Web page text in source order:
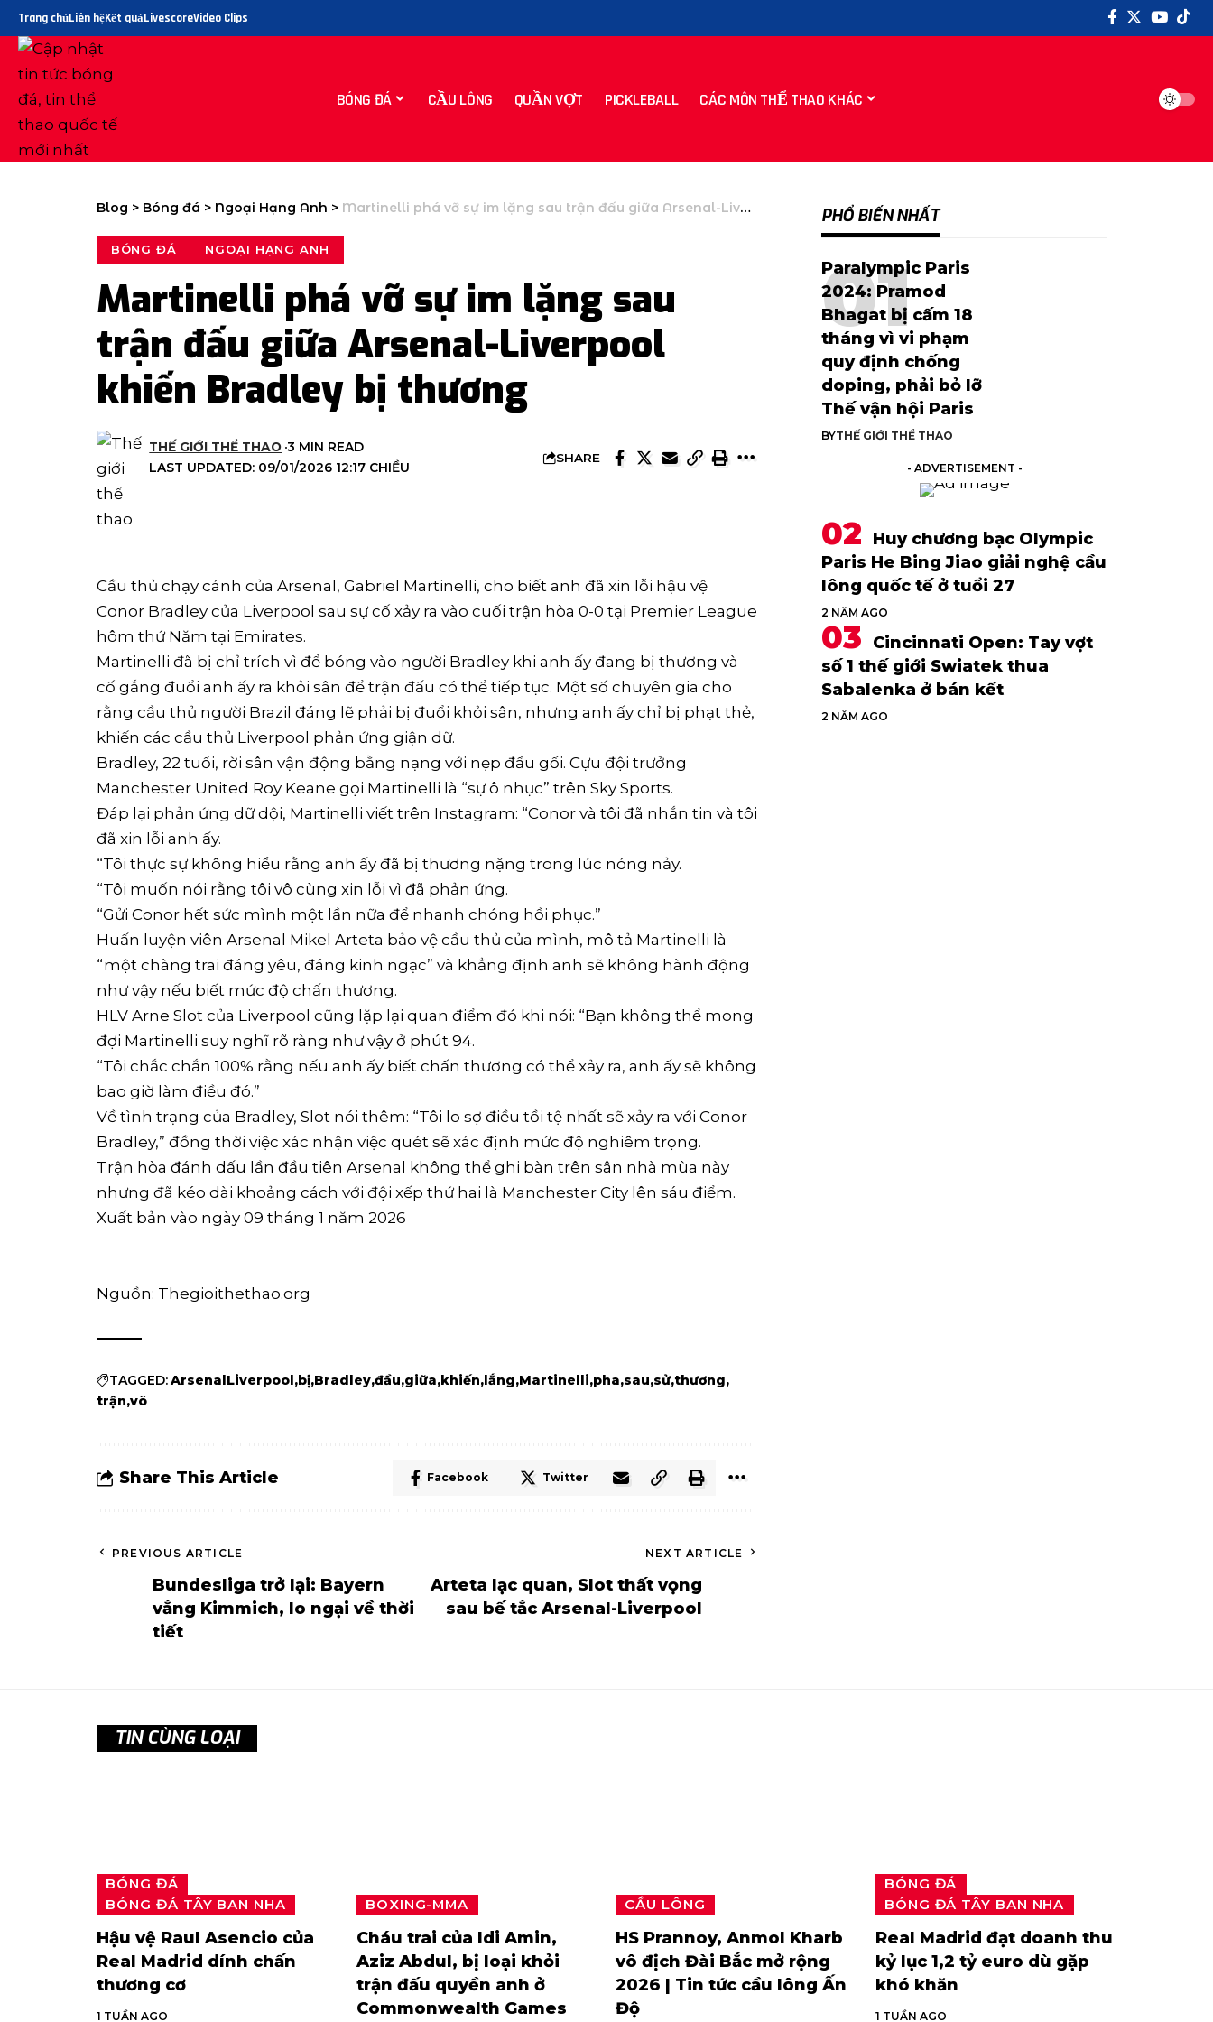
Trang chủLiên hệKết quảLivescoreVideo Clips
BÓNG ĐÁ CẦU LÔNG QUẦN VỢT PICKLEBALL CÁC MÔN THỂ THAO KHÁC
Blog > Bóng đá > Ngoại Hạng Anh > Martinelli phá vỡ sự im lặng sau trận đấu giữa Arsenal-Liverpool khiến Bradley bị thương
BÓNG ĐÁ NGOẠI HẠNG ANH
Martinelli phá vỡ sự im lặng sau
trận đấu giữa Arsenal-Liverpool
khiến Bradley bị thương
LAST UPDATED: 09/01/2026 12:17 CHIỀU
THẾ GIỚI THỂ THAO 3 MIN READ
SHARE
Cầu thủ chạy cánh của Arsenal, Gabriel Martinelli, cho biết anh đã xin lỗi hậu vệ
Conor Bradley của Liverpool sau sự cố xảy ra vào cuối trận hòa 0-0 tại Premier League
hôm thứ Năm tại Emirates.
Martinelli đã bị chỉ trích vì để bóng vào người Bradley khi anh ấy đang bị thương và
cố gắng đuổi anh ấy ra khỏi sân để trận đấu có thể tiếp tục. Một số chuyên gia cho
rằng cầu thủ người Brazil đáng lẽ phải bị đuổi khỏi sân, nhưng anh ấy chỉ bị phạt thẻ,
khiến các cầu thủ Liverpool phản ứng giận dữ.
Bradley, 22 tuổi, rời sân vận động bằng nạng với nẹp đầu gối. Cựu đội trưởng
Manchester United Roy Keane gọi Martinelli là “sự ô nhục” trên Sky Sports.
Đáp lại phản ứng dữ dội, Martinelli viết trên Instagram: “Conor và tôi đã nhắn tin và tôi
đã xin lỗi anh ấy.
“Tôi thực sự không hiểu rằng anh ấy đã bị thương nặng trong lúc nóng nảy.
“Tôi muốn nói rằng tôi vô cùng xin lỗi vì đã phản ứng.
“Gửi Conor hết sức mình một lần nữa để nhanh chóng hồi phục.”
Huấn luyện viên Arsenal Mikel Arteta bảo vệ cầu thủ của mình, mô tả Martinelli là
“một chàng trai đáng yêu, đáng kinh ngạc” và khẳng định anh sẽ không hành động
như vậy nếu biết mức độ chấn thương.
HLV Arne Slot của Liverpool cũng lặp lại quan điểm đó khi nói: “Bạn không thể mong
đợi Martinelli suy nghĩ rõ ràng như vậy ở phút 94.
“Tôi chắc chắn 100% rằng nếu anh ấy biết chấn thương có thể xảy ra, anh ấy sẽ không
bao giờ làm điều đó.”
Về tình trạng của Bradley, Slot nói thêm: “Tôi lo sợ điều tồi tệ nhất sẽ xảy ra với Conor
Bradley,” đồng thời việc xác nhận việc quét sẽ xác định mức độ nghiêm trọng.
Trận hòa đánh dấu lần đầu tiên Arsenal không thể ghi bàn trên sân nhà mùa này
nhưng đã kéo dài khoảng cách với đội xếp thứ hai là Manchester City lên sáu điểm.
Xuất bản vào ngày 09 tháng 1 năm 2026
Nguồn: Thegioithethao.org
TAGGED:ArsenalLiverpool bị Bradley đầu giữa khiến lắng Martinelli pha sau sử thương
trận vô
Share This Article Facebook Twitter
PREVIOUS ARTICLE
Bundesliga trở lại: Bayern
vắng Kimmich, lo ngại về thời
tiết
NEXT ARTICLE
Arteta lạc quan, Slot thất vọng
sau bế tắc Arsenal-Liverpool
PHỔ BIẾN NHẤT
Paralympic Paris
2024: Pramod
Bhagat bị cấm 18
tháng vì vi phạm
quy định chống
doping, phải bỏ lỡ
Thế vận hội Paris
BYTHẾ GIỚI THỂ THAO
- ADVERTISEMENT -
Huy chương bạc Olympic
Paris He Bing Jiao giải nghệ cầu
lông quốc tế ở tuổi 27
2 NĂM AGO
Cincinnati Open: Tay vợt
số 1 thế giới Swiatek thua
Sabalenka ở bán kết
2 NĂM AGO
TIN CÙNG LOẠI
BÓNG ĐÁ
BÓNG ĐÁ TÂY BAN NHA
Hậu vệ Raul Asencio của
Real Madrid dính chấn
thương cơ
1 TUẦN AGO
BOXING-MMA
Cháu trai của Idi Amin,
Aziz Abdul, bị loại khỏi
trận đấu quyền anh ở
Commonwealth Games
CẦU LÔNG
HS Prannoy, Anmol Kharb
vô địch Đài Bắc mở rộng
2026 | Tin tức cầu lông Ấn
Độ
BÓNG ĐÁ
BÓNG ĐÁ TÂY BAN NHA
Real Madrid đạt doanh thu
kỷ lục 1,2 tỷ euro dù gặp
khó khăn
1 TUẦN AGO